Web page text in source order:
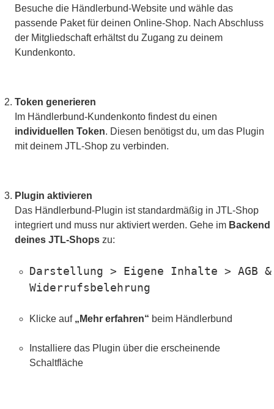
Besuche die Händlerbund-Website und wähle das
passende Paket für deinen Online-Shop. Nach Abschluss
der Mitgliedschaft erhältst du Zugang zu deinem
Kundenkonto.
Token generieren
Im Händlerbund-Kundenkonto findest du einen
individuellen Token. Diesen benötigst du, um das Plugin
mit deinem JTL-Shop zu verbinden.
Plugin aktivieren
Das Händlerbund-Plugin ist standardmäßig in JTL-Shop
integriert und muss nur aktiviert werden. Gehe im Backend
deines JTL-Shops zu:
Darstellung > Eigene Inhalte > AGB &
Widerrufsbelehrung
Klicke auf „Mehr erfahren“ beim Händlerbund
Installiere das Plugin über die erscheinende
Schaltfläche